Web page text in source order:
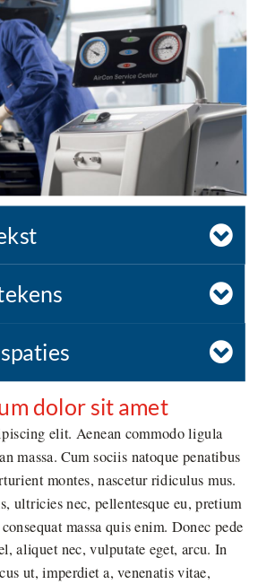
dolor sit amet
elit. Aenean commodo ligula
massa. Cum sociis natoque penatibus
montes, nascetur ridiculus mus.
ultricies nec, pellentesque eu, pretium
massa quis enim. Donec pede
aliquet nec, vulputate eget, arcu. In
ut, imperdiet a, venenatis vitae,